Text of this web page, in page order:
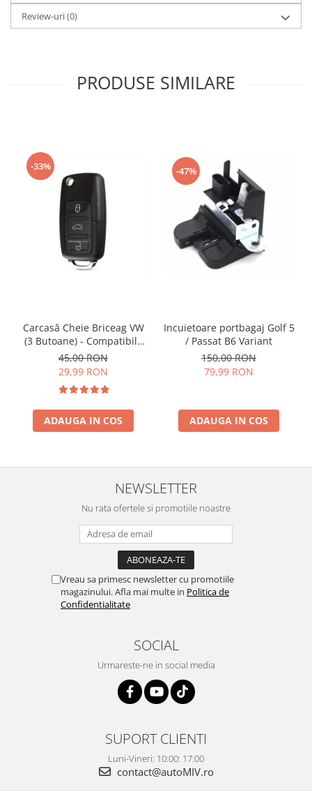
Review-uri(0)
PRODUSE SIMILARE
-33%
Carcasă Cheie Briceag VW
(3 Butoane) - Compatibilă
Golf 5, Jetta, Touran etc
45,00 RON
29,99 RON
ADAUGA IN COS
-47%
Incuietoare portbagaj Golf 5
/ Passat B6 Variant
150,00 RON
79,99 RON
ADAUGA IN COS
NEWSLETTER
Nu rata ofertele si promotiile noastre
Vreau sa primesc newsletter cu promotiile
magazinului. Afla mai multe in Politica de
Confidentialitate
SOCIAL
Urmareste-ne in social media
SUPORT CLIENTI
Luni-Vineri: 10:00: 17:00
contact@autoMIV.ro